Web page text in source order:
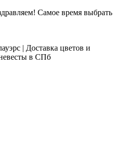
Самое время выбрать